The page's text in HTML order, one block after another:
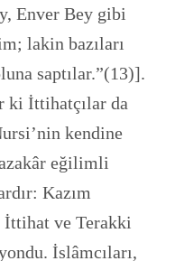
Enver Bey gibi
lakin bazıları
saptılar.”(13)].
ki İttihatçılar da
kendine
eğilimli
Kazım
ve Terakki
İslâmcıları,